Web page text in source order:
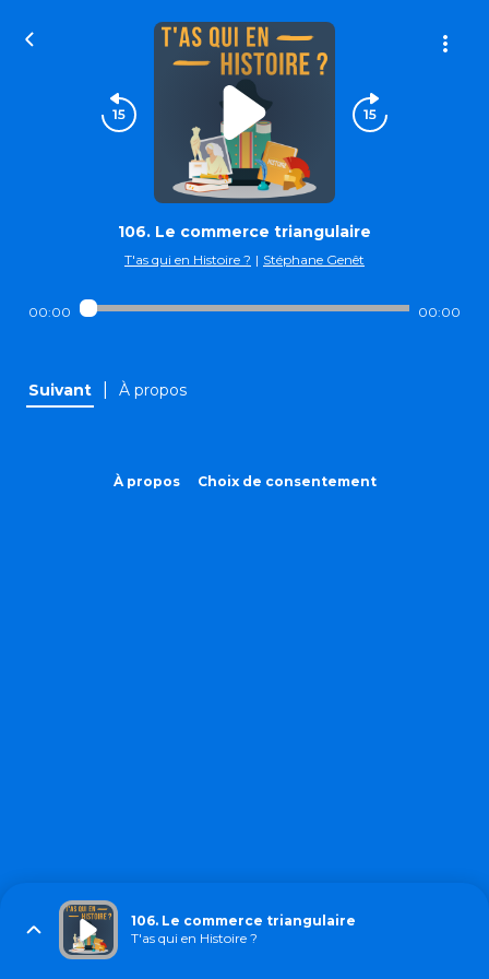
106. Le commerce triangulaire
T'as qui en Histoire ? | Stéphane Genêt
00:00 00:00
Suivant À propos
À propos Choix de consentement
106. Le commerce triangulaire
T'as qui en Histoire ?